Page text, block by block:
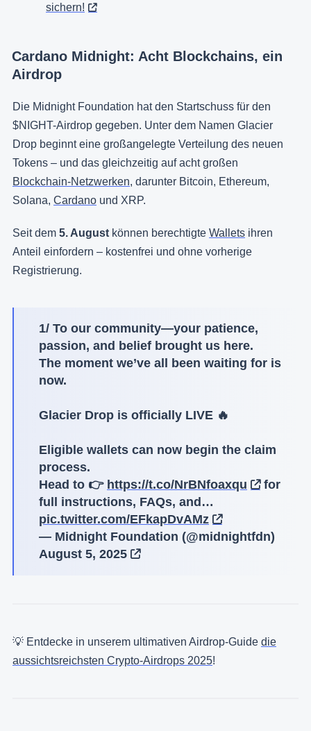
sichern!
Cardano Midnight: Acht Blockchains, ein
Airdrop
Die Midnight Foundation hat den Startschuss für den
$NIGHT-Airdrop gegeben. Unter dem Namen Glacier
Drop beginnt eine großangelegte Verteilung des neuen
Tokens – und das gleichzeitig auf acht großen
Blockchain-Netzwerken, darunter Bitcoin, Ethereum,
Solana, Cardano und XRP.
Seit dem 5. August können berechtigte Wallets ihren
Anteil einfordern – kostenfrei und ohne vorherige
Registrierung.
1/ To our community—your patience,
passion, and belief brought us here.
The moment we’ve all been waiting for is
now.
Glacier Drop is officially LIVE 🔥
Eligible wallets can now begin the claim
process.
Head to 👉 https://t.co/NrBNfoaxqu
for
full instructions, FAQs, and…
pic.twitter.com/EFkapDvAMz
— Midnight Foundation (@midnightfdn)
August 5, 2025
💡 Entdecke in unserem ultimativen Airdrop-Guide die
aussichtsreichsten Crypto-Airdrops 2025!